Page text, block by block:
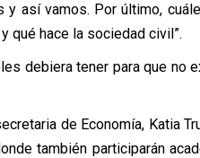
y así vamos. Por último,
qué hace la sociedad civil”.
debiera tener para que no
de Economía, Katia
también participarán